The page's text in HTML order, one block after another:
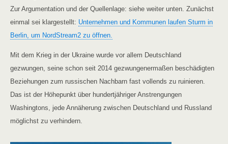
Zur Argumentation und der Quellenlage: siehe weiter unten. Zunächst
einmal sei klargestellt: Unternehmen und Kommunen laufen Sturm in
Berlin, um NordStream2 zu öffnen.
Mit dem Krieg in der Ukraine wurde vor allem Deutschland
gezwungen, seine schon seit 2014 gezwungenermaßen beschädigten
Beziehungen zum russischen Nachbarn fast vollends zu ruinieren.
Das ist der Höhepunkt über hundertjähriger Anstrengungen
Washingtons, jede Annäherung zwischen Deutschland und Russland
möglichst zu verhindern.